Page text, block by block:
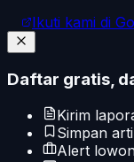
Ikuti kami di
Daftar gratis,
Kirim
Simpan
Alert